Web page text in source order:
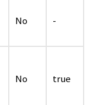
No -
No true